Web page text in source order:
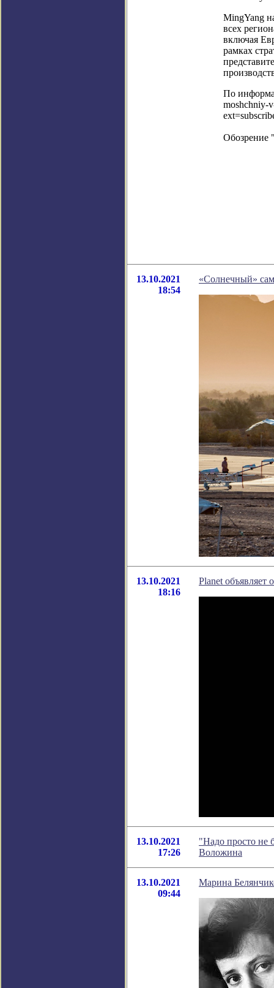
MingYang
всех
включая
рамках
По
moshchniy-
Обозрение
13.10.2021
18:54
«Солнечный»
13.10.2021
18:16
Planet объявляет
13.10.2021
17:26
"Надо просто не
Воложина
13.10.2021
09:44
Марина